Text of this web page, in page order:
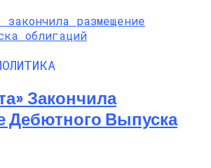
Закончила
Дебютного Выпуска